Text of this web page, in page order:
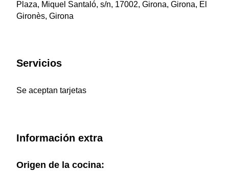
Plaza, Miquel Santaló, s/n, 17002, Girona, Girona, El
Gironès, Girona
Servicios
Se aceptan tarjetas
Información extra
Origen de la cocina: